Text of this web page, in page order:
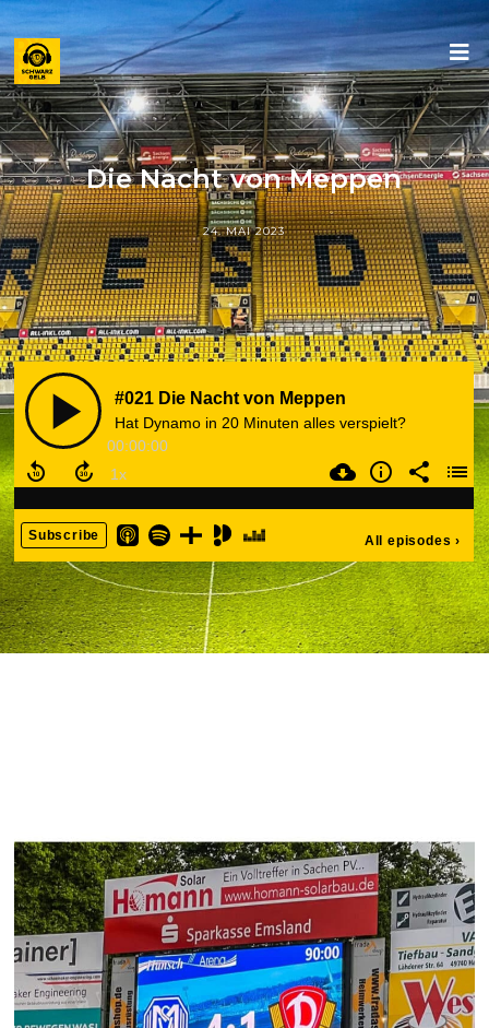
Die Nacht von Meppen
24. MAI 2023